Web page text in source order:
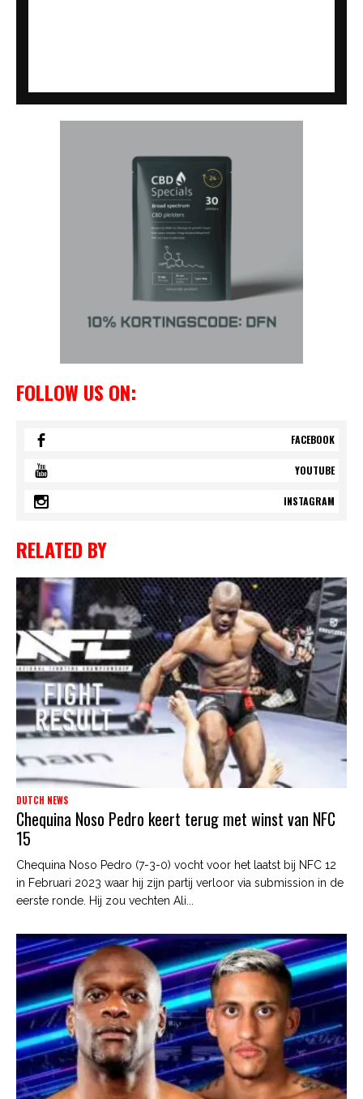
FOLLOW US ON:
FACEBOOK
YOUTUBE
INSTAGRAM
RELATED BY
DUTCH NEWS
Chequina Noso Pedro keert terug met winst van NFC
15
Chequina Noso Pedro (7-3-0) vocht voor het laatst bij NFC 12
in Februari 2023 waar hij zijn partij verloor via submission in de
eerste ronde. Hij zou vechten Ali...